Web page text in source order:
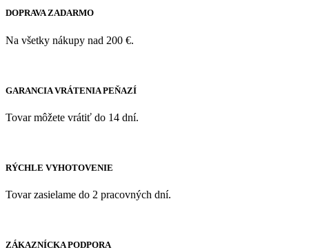
DOPRAVA ZADARMO
Na všetky nákupy nad 200 €.
GARANCIA VRÁTENIA PEŇAZÍ
Tovar môžete vrátiť do 14 dní.
RÝCHLE VYHOTOVENIE
Tovar zasielame do 2 pracovných dní.
ZÁKAZNÍCKA PODPORA